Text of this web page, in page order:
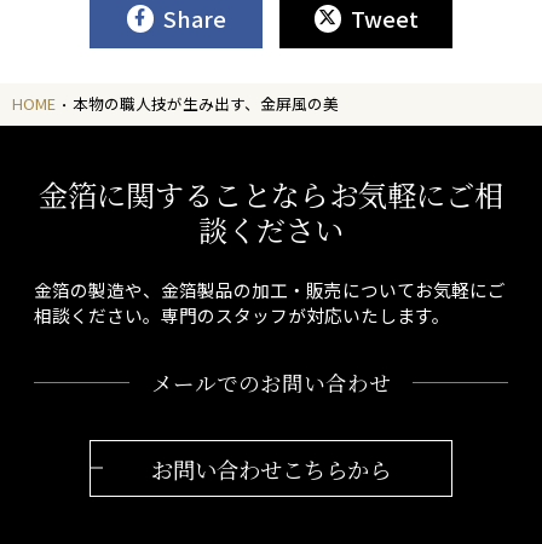
Share Tweet
HOME 本物の職人技が生み出す、金屏風の美
金箔に関することならお気軽にご相
談ください
金箔の製造や、金箔製品の加工・販売についてお気軽にご
相談ください。専門のスタッフが対応いたします。
メールでのお問い合わせ
お問い合わせこちらから